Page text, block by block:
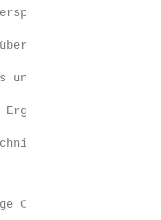
die
die
dieser
Cookies bleiben